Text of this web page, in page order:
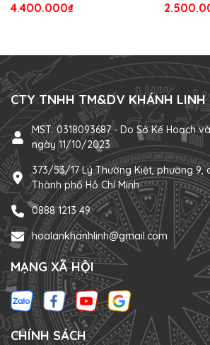
4.400.000₫
CTY TNHH TM&DV KHÁNH LINH
MST: 0318093687 - Do Sở Kế Hoạch
ngày 11/10/2023
373/53/17 Lý Thường Kiệt, phường 9,
Thành phố Hồ Chí Minh
0888 1213 49
hoalankhanhlinh@gmail.com
MẠNG XÃ HỘI
CHÍNH SÁCH